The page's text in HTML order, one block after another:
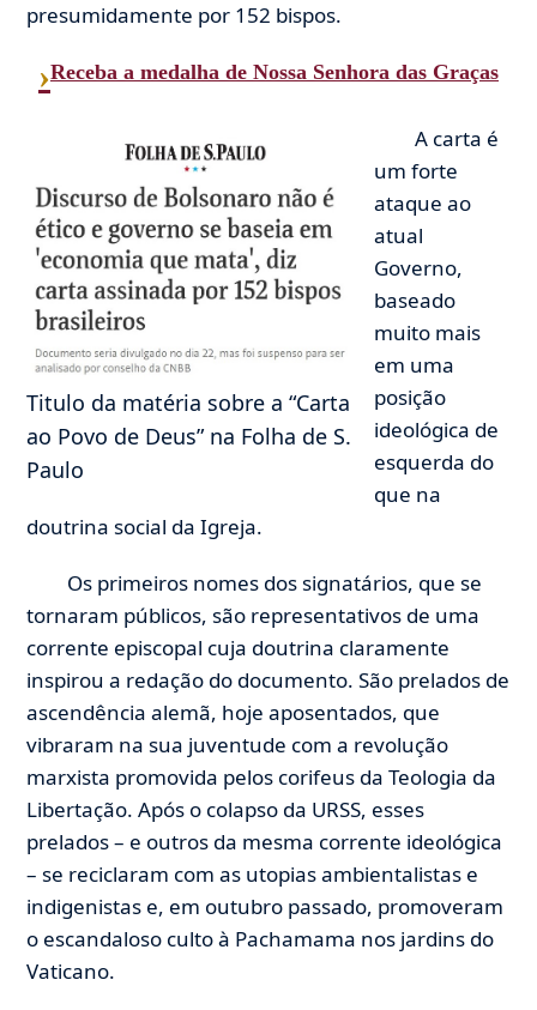
presumidamente por 152 bispos.
›Receba a medalha de Nossa Senhora das Graças
Titulo da matéria sobre a “Carta
ao Povo de Deus” na Folha de S.
Paulo
A carta é
um forte
ataque ao
atual
Governo,
baseado
muito mais
em uma
posição
ideológica de
esquerda do
que na
doutrina social da Igreja.
Os primeiros nomes dos signatários, que se
tornaram públicos, são representativos de uma
corrente episcopal cuja doutrina claramente
inspirou a redação do documento. São prelados de
ascendência alemã, hoje aposentados, que
vibraram na sua juventude com a revolução
marxista promovida pelos corifeus da Teologia da
Libertação. Após o colapso da URSS, esses
prelados – e outros da mesma corrente ideológica
– se reciclaram com as utopias ambientalistas e
indigenistas e, em outubro passado, promoveram
o escandaloso culto à Pachamama nos jardins do
Vaticano.